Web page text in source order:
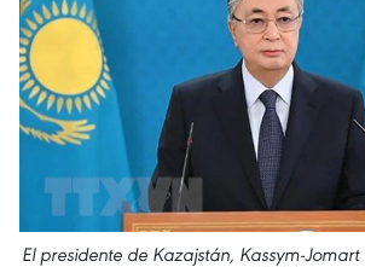
El presidente de Kazajstán, Kassym-Jomart